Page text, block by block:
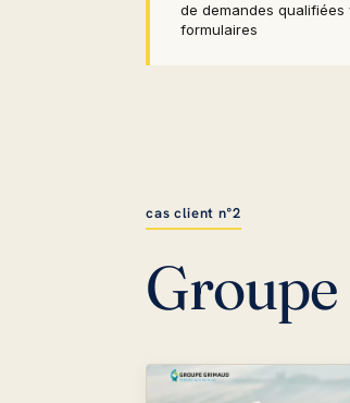
de demandes qualifiées
formulaires
cas client n°2